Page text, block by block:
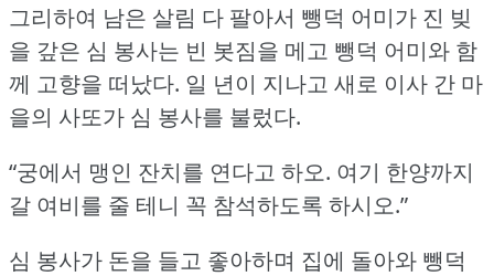
그리하여 남은 살림 다 팔아서 뺑덕 어미가 진 빚
을 갚은 심 봉사는 빈 봇짐을 메고 뺑덕 어미와 함
께 고향을 떠났다. 일 년이 지나고 새로 이사 간 마
을의 사또가 심 봉사를 불렀다.
“궁에서 맹인 잔치를 연다고 하오. 여기 한양까지
갈 여비를 줄 테니 꼭 참석하도록 하시오.”
심 봉사가 돈을 들고 좋아하며 집에 돌아와 뺑덕